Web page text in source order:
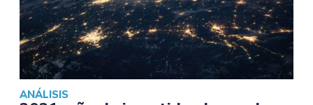
ANÁLISIS